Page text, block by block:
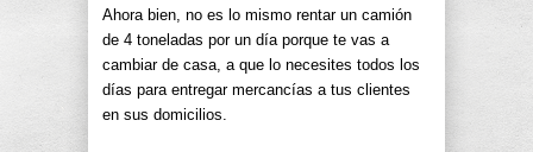
Ahora bien, no es lo mismo rentar un camión
de 4 toneladas por un día porque te vas a
cambiar de casa, a que lo necesites todos los
días para entregar mercancías a tus clientes
en sus domicilios.